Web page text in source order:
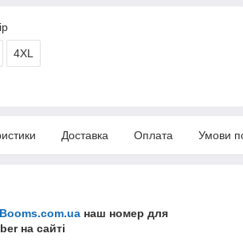
4XL
Доставка Оплата Умови
Booms.com.ua наш номер для
на сайті